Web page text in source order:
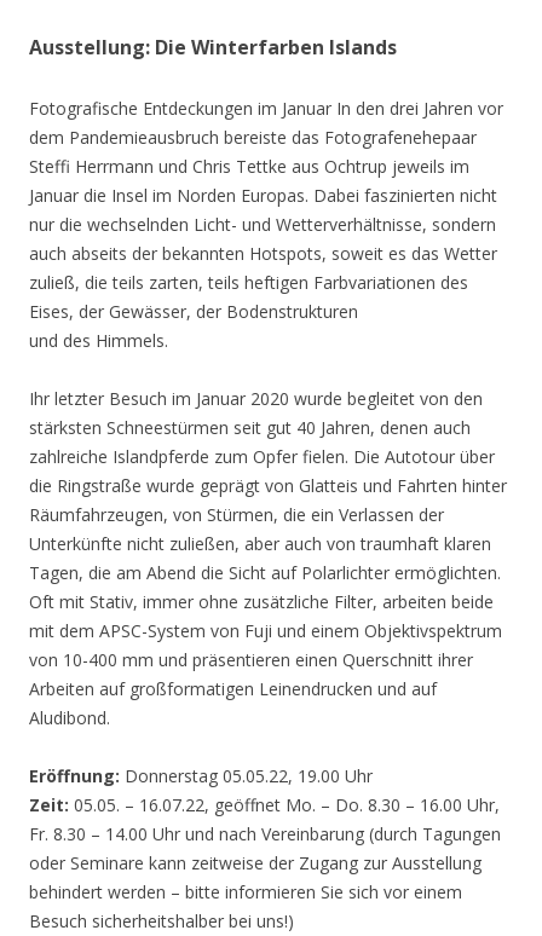
Ausstellung: Die Winterfarben Islands
Fotografische Entdeckungen im Januar In den drei Jahren vor
dem Pandemieausbruch bereiste das Fotografenehepaar
Steffi Herrmann und Chris Tettke aus Ochtrup jeweils im
Januar die Insel im Norden Europas. Dabei faszinierten nicht
nur die wechselnden Licht- und Wetterverhältnisse, sondern
auch abseits der bekannten Hotspots, soweit es das Wetter
zuließ, die teils zarten, teils heftigen Farbvariationen des
Eises, der Gewässer, der Bodenstrukturen
und des Himmels.
Ihr letzter Besuch im Januar 2020 wurde begleitet von den
stärksten Schneestürmen seit gut 40 Jahren, denen auch
zahlreiche Islandpferde zum Opfer fielen. Die Autotour über
die Ringstraße wurde geprägt von Glatteis und Fahrten hinter
Räumfahrzeugen, von Stürmen, die ein Verlassen der
Unterkünfte nicht zuließen, aber auch von traumhaft klaren
Tagen, die am Abend die Sicht auf Polarlichter ermöglichten.
Oft mit Stativ, immer ohne zusätzliche Filter, arbeiten beide
mit dem APSC-System von Fuji und einem Objektivspektrum
von 10-400 mm und präsentieren einen Querschnitt ihrer
Arbeiten auf großformatigen Leinendrucken und auf
Aludibond.
Eröffnung: Donnerstag 05.05.22, 19.00 Uhr
Zeit: 05.05. – 16.07.22, geöffnet Mo. – Do. 8.30 – 16.00 Uhr,
Fr. 8.30 – 14.00 Uhr und nach Vereinbarung (durch Tagungen
oder Seminare kann zeitweise der Zugang zur Ausstellung
behindert werden – bitte informieren Sie sich vor einem
Besuch sicherheitshalber bei uns!)